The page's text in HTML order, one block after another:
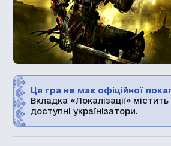
Ця гра не має офіційної
Вкладка «Локалізації»
доступні українізатори.